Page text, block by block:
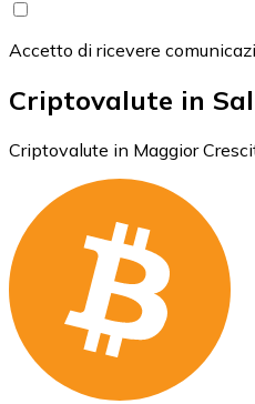
Accetto di ricevere
Criptovalute in
Criptovalute in Maggior